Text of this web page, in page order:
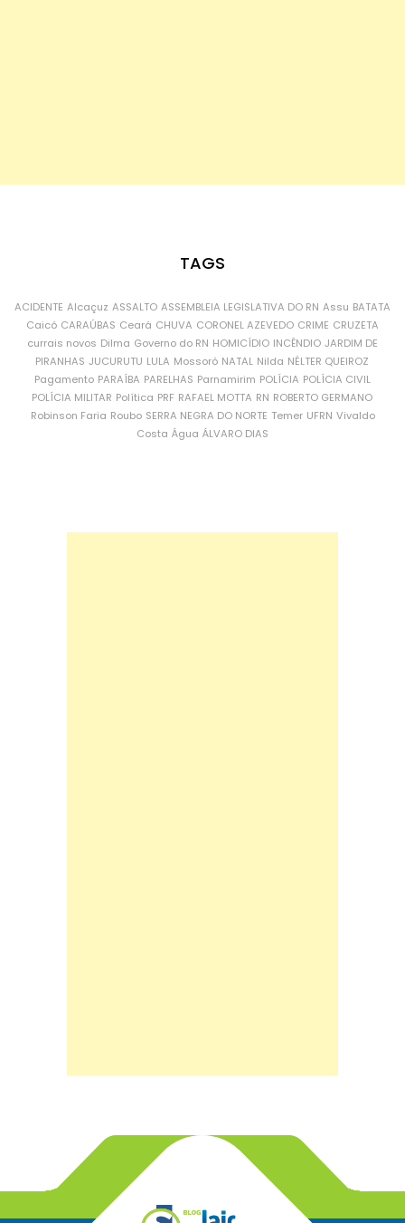
TAGS
ACIDENTE Alcaçuz ASSALTO ASSEMBLEIA LEGISLATIVA DO RN Assu BATATA
Caicó CARAÚBAS Ceará CHUVA CORONEL AZEVEDO CRIME CRUZETA
currais novos Dilma Governo do RN HOMICÍDIO INCÊNDIO JARDIM DE
PIRANHAS JUCURUTU LULA Mossoró NATAL Nilda NÉLTER QUEIROZ
Pagamento PARAÍBA PARELHAS Parnamirim POLÍCIA POLÍCIA CIVIL
POLÍCIA MILITAR Política PRF RAFAEL MOTTA RN ROBERTO GERMANO
Robinson Faria Roubo SERRA NEGRA DO NORTE Temer UFRN Vivaldo
Costa Água ÁLVARO DIAS